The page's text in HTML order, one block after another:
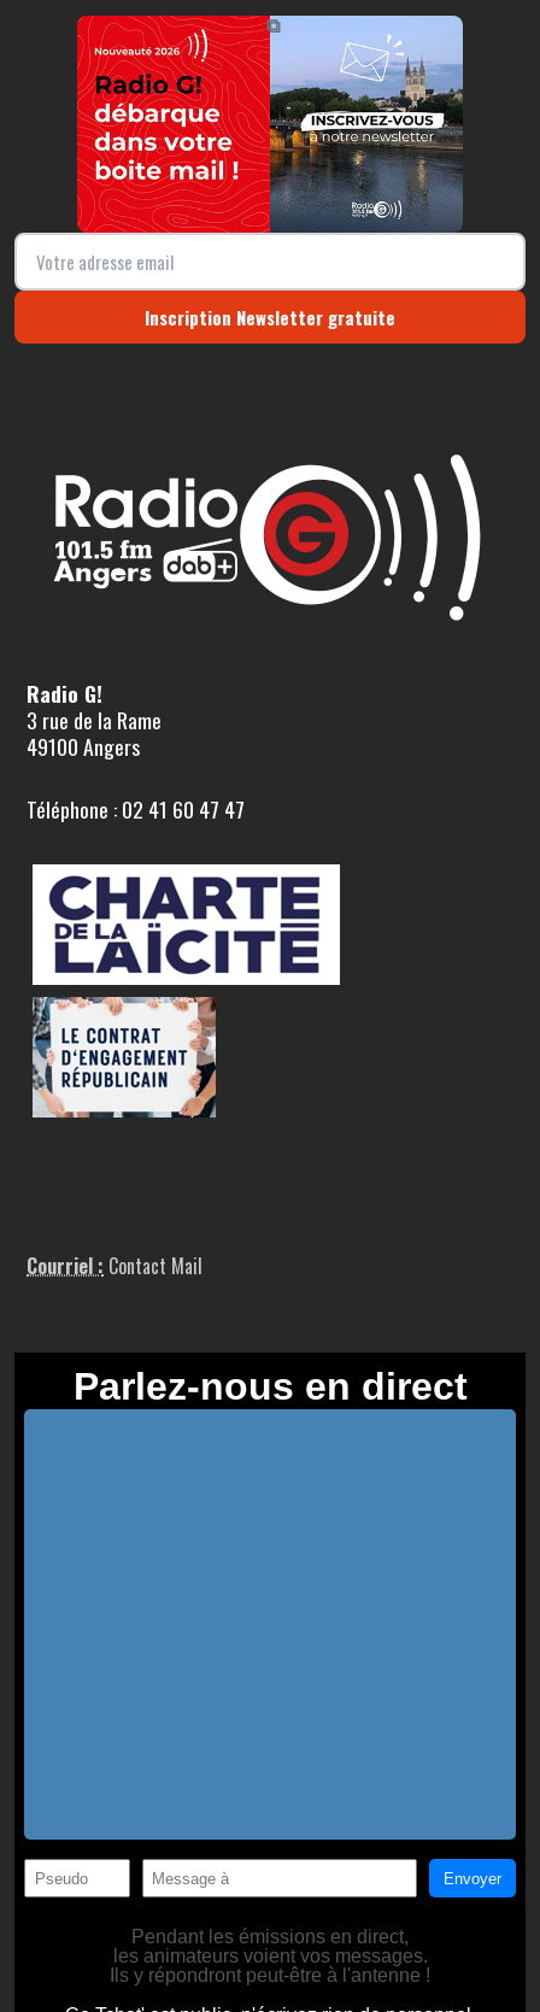
https://radio-g.fr?17726
⧉
Inscription Newsletter gratuite
Radio G!
3 rue de la Rame
49100 Angers
Téléphone : 02 41 60 47 47
Courriel : Contact Mail